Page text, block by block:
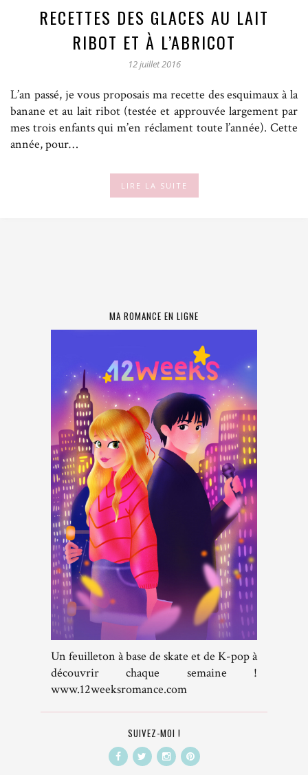
RECETTES DES GLACES AU LAIT
RIBOT ET À L’ABRICOT
12 juillet 2016
L’an passé, je vous proposais ma recette des esquimaux à la
banane et au lait ribot (testée et approuvée largement par
mes trois enfants qui m’en réclament toute l’année). Cette
année, pour…
LIRE LA SUITE
MA ROMANCE EN LIGNE
Un feuilleton à base de skate et de K-pop à
découvrir chaque semaine !
www.12weeksromance.com
SUIVEZ-MOI !